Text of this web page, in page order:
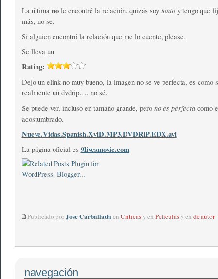
La última nole encontré la relación, quizás soy tontoy tengo que
más, no se.
Si alguien encontró la relación que me lo cuente, please.
Se lleva un
Rating:
Dejo un elink no muy bueno, la imagen no se ve perfecta, es como
realmente un dvdrip…. no sé.
Se puede ver, incluso en tamaño grande, pero no es perfectacomo
acostumbrado.
Nueve.Vidas.Spanish.XviD.MP3.DVDRiP.EDX.avi
La página oficial es 9livesmovie.com
Publicado porJose Carballadaen Críticasy en Peliculasy en de autor
navegación